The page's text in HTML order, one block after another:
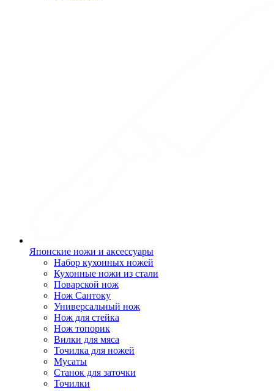
Японские ножи и аксессуары
Набор кухонных ножей
Кухонные ножи из стали
Поварской нож
Нож Сантоку
Универсальный нож
Нож для стейка
Нож топорик
Вилки для мяса
Точилка для ножей
Мусаты
Станок для заточки
Точилки